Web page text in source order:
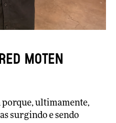
Moten
porque, ultimamente,
surgindo e sendo